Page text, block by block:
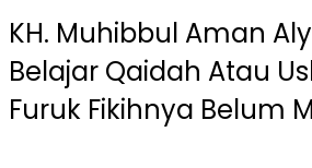
KH. Muhibbul Aman
Belajar Qaidah Atau
Furuk Fikihnya Belum